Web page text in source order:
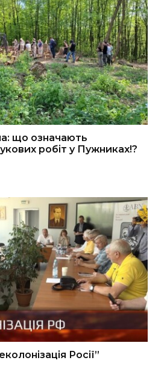
що означають
робіт у Пужниках!?
Росії”